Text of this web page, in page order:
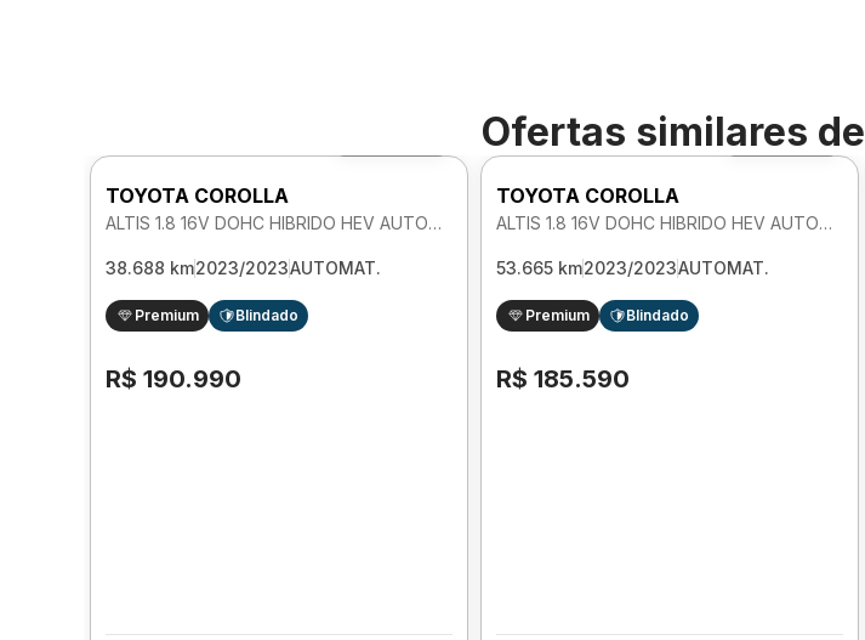
Ofertas similares de
TOYOTA COROLLA
ALTIS 1.8 16V DOHC HIBRIDO HEV AUTOMATICO
38.688 km2023/2023AUTOMAT.
Premium Blindado
R$ 190.990
Foto 360º
TOYOTA COROLLA
ALTIS 1.8 16V DOHC HIBRIDO HEV AUTOMATICO
53.665 km2023/2023AUTOMAT.
Premium Blindado
R$ 185.590